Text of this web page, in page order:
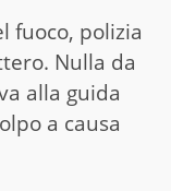
fuoco, polizia
Nulla da
alla guida
a causa